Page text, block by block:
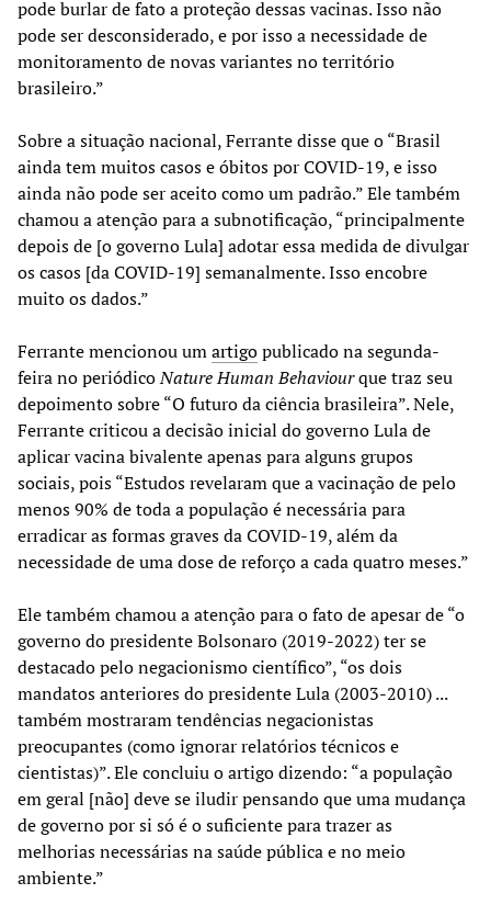
pode burlar de fato a proteção dessas vacinas. Isso não
pode ser desconsiderado, e por isso a necessidade de
monitoramento de novas variantes no território
brasileiro.”
Sobre a situação nacional, Ferrante disse que o “Brasil
ainda tem muitos casos e óbitos por COVID-19, e isso
ainda não pode ser aceito como um padrão.” Ele também
chamou a atenção para a subnotificação, “principalmente
depois de [o governo Lula] adotar essa medida de divulgar
os casos [da COVID-19] semanalmente. Isso encobre
muito os dados.”
Ferrante mencionou umartigopublicado na segunda-
feira no periódicoNature Human Behaviourque traz seu
depoimento sobre “O futuro da ciência brasileira”. Nele,
Ferrante criticou a decisão inicial do governo Lula de
aplicar vacina bivalente apenas para alguns grupos
sociais, pois “Estudos revelaram que a vacinação de pelo
menos 90% de toda a população é necessária para
erradicar as formas graves da COVID-19, além da
necessidade de uma dose de reforço a cada quatro meses.”
Ele também chamou a atenção para o fato de apesar de “o
governo do presidente Bolsonaro (2019-2022) ter se
destacado pelo negacionismo científico”, “os dois
mandatos anteriores do presidente Lula (2003-2010) ...
também mostraram tendências negacionistas
preocupantes (como ignorar relatórios técnicos e
cientistas)”. Ele concluiu o artigo dizendo: “a população
em geral [não] deve se iludir pensando que uma mudança
de governo por si só é o suficiente para trazer as
melhorias necessárias na saúde pública e no meio
ambiente.”